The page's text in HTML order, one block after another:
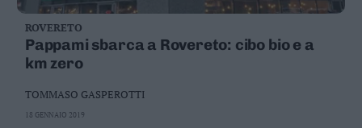
ROVERETO
Pappami sbarca a Rovereto: cibo bio e a
km zero
TOMMASO GASPEROTTI
18 GENNAIO 2019